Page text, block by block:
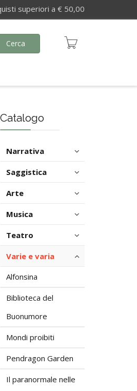
superiori a € 50,00
Cerca
Catalogo
Narrativa
Saggistica
Arte
Musica
Teatro
Varie e varia
Alfonsina
Biblioteca del
Buonumore
Mondi proibiti
Pendragon Garden
Il paranormale nelle